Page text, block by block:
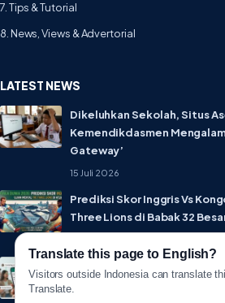
7. Tips & Tutorial
8. News, Views & Advertorial
LATEST NEWS
Dikeluhkan Sekolah, Situs
Kemendikdasmen
Gateway’
15 Juli 2026
Prediksi Skor Inggris Vs
Three Lions di Babak 32
Translate this page to English?
Visitors outside Indonesia can translate
Translate.